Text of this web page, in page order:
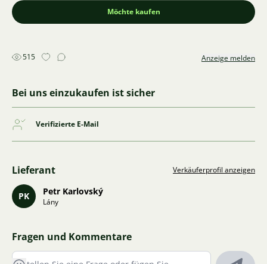
Möchte kaufen
515 Anzeige melden
Bei uns einzukaufen ist sicher
Verifizierte E-Mail
Lieferant Verkäuferprofil anzeigen
PK Petr Karlovský
Lány
Fragen und Kommentare